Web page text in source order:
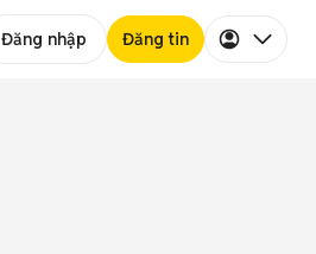
Đăng nhập Đăng tin